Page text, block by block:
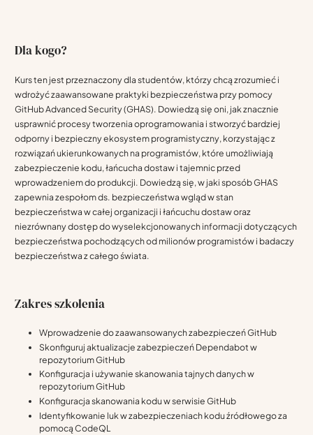
Dla kogo?
Kurs ten jest przeznaczony dla studentów, którzy chcą zrozumieć i
wdrożyć zaawansowane praktyki bezpieczeństwa przy pomocy
GitHub Advanced Security (GHAS). Dowiedzą się oni, jak znacznie
usprawnić procesy tworzenia oprogramowania i stworzyć bardziej
odporny i bezpieczny ekosystem programistyczny, korzystając z
rozwiązań ukierunkowanych na programistów, które umożliwiają
zabezpieczenie kodu, łańcucha dostaw i tajemnic przed
wprowadzeniem do produkcji. Dowiedzą się, w jaki sposób GHAS
zapewnia zespołom ds. bezpieczeństwa wgląd w stan
bezpieczeństwa w całej organizacji i łańcuchu dostaw oraz
niezrównany dostęp do wyselekcjonowanych informacji dotyczących
bezpieczeństwa pochodzących od milionów programistów i badaczy
bezpieczeństwa z całego świata.
Zakres szkolenia
Wprowadzenie do zaawansowanych zabezpieczeń GitHub
Skonfiguruj aktualizacje zabezpieczeń Dependabot w
repozytorium GitHub
Konfiguracja i używanie skanowania tajnych danych w
repozytorium GitHub
Konfiguracja skanowania kodu w serwisie GitHub
Identyfikowanie luk w zabezpieczeniach kodu źródłowego za
pomocą CodeQL